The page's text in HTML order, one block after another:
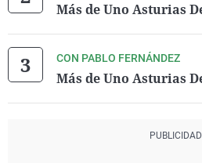
Más de Uno Asturias
CON PABLO FERNÁNDEZ
Más de Uno Asturias